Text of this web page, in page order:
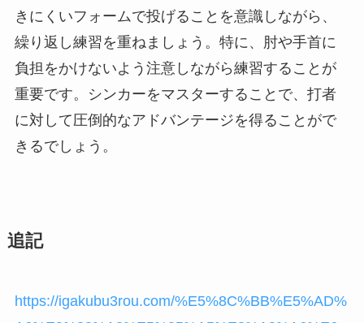
きにくいフォームで投げることを意識しながら、
繰り返し練習を重ねましょう。特に、肘や手首に
負担をかけないよう注意しながら練習することが
重要です。シンカーをマスターすることで、打者
に対して圧倒的なアドバンテージを得ることがで
きるでしょう。
追記
https://igakubu3rou.com/%E5%8C%BB%E5%AD%